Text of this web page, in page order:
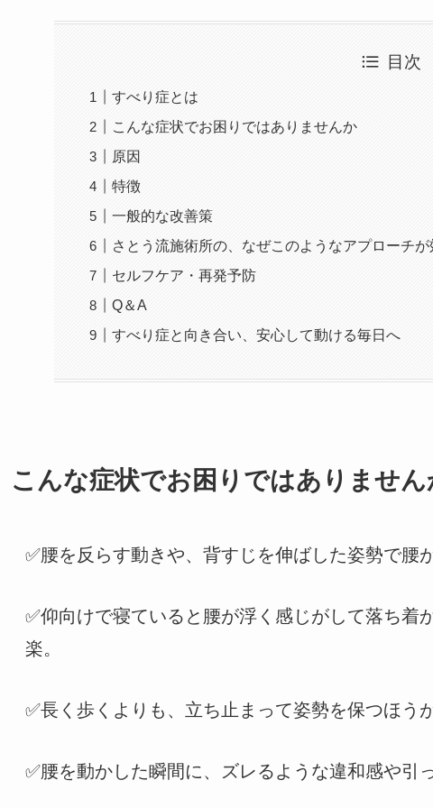
目次
すべり症とは
こんな症状でお困りではありませんか
原因
特徴
一般的な改善策
さとう流施術所の、なぜこのようなアプローチ
セルフケア・再発予防
Q＆A
すべり症と向き合い、安心して動ける毎日へ
こんな症状でお困りではありません
✅腰を反らす動きや、背すじを伸ばした姿勢で腰
✅仰向けで寝ていると腰が浮く感じがして落ち着
楽。
✅長く歩くよりも、立ち止まって姿勢を保つほう
✅腰を動かした瞬間に、ズレるような違和感や引